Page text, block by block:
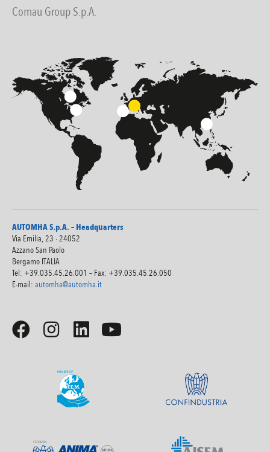
Comau Group S.p.A.
AUTOMHA S.p.A. – Headquarters
Via Emilia, 23 · 24052
Azzano San Paolo
Bergamo ITALIA
Tel: +39.035.45.26.001 – Fax: +39.035.45.26.050
E-mail: automha@automha.it